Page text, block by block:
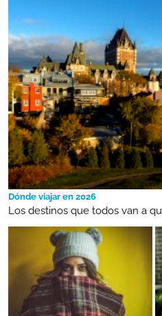
Dónde viajar en 2026
Los destinos que todos van a